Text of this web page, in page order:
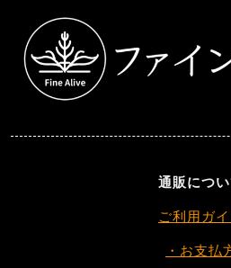
通販につ
ご利用ガ
・お支払